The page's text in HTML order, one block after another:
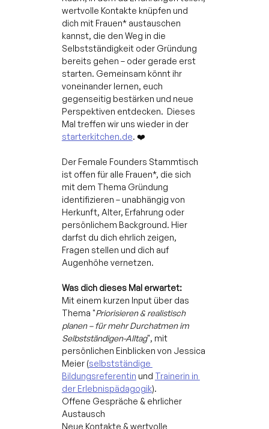
wertvolle Kontakte knüpfen und
dich mit Frauen* austauschen
kannst, die den Weg in die
Selbstständigkeit oder Gründung
bereits gehen – oder gerade erst
starten. Gemeinsam könnt ihr
voneinander lernen, euch
gegenseitig bestärken und neue
Perspektiven entdecken.  Dieses
Mal treffen wir uns wieder in der
starterkitchen.de. ❤️
Der Female Founders Stammtisch
ist offen für alle Frauen*, die sich
mit dem Thema Gründung
identifizieren – unabhängig von
Herkunft, Alter, Erfahrung oder
persönlichem Background. Hier
darfst du dich ehrlich zeigen,
Fragen stellen und dich auf
Augenhöhe vernetzen.
Was dich dieses Mal erwartet:
Mit einem kurzen Input über das
Thema "Priorisieren & realistisch
planen – für mehr Durchatmen im
Selbstständigen-Alltag", mit
persönlichen Einblicken von Jessica
Meier (selbstständige
Bildungsreferentin und Trainerin in
der Erlebnispädagogik).
Offene Gespräche & ehrlicher
Austausch
Neue Kontakte & wertvolle